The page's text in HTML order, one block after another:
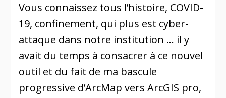
Vous connaissez tous l’histoire, COVID-
19, confinement, qui plus est cyber-
attaque dans notre institution … il y
avait du temps à consacrer à ce nouvel
outil et du fait de ma bascule
progressive d’ArcMap vers ArcGIS pro,